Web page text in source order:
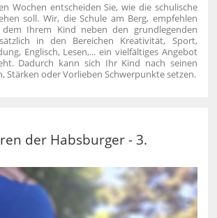
Wochen entscheiden Sie, wie die schulische
soll. Wir, die Schule am Berg, empfehlen
Ihrem Kind neben den grundlegenden
in den Bereichen Kreativität, Sport,
Englisch, Lesen,... ein vielfältiges Angebot
Dadurch kann sich Ihr Kind nach seinen
Stärken oder Vorlieben Schwerpunkte setzen.
der Habsburger - 3.